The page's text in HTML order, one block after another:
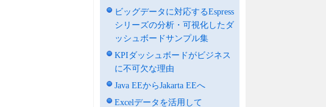
ビッグデータに対応するEspress
シリーズの分析・可視化したダ
ッシュボードサンプル集
KPIダッシュボードがビジネス
に不可欠な理由
Java EEからJakarta EEへ
Excelデータを活用して